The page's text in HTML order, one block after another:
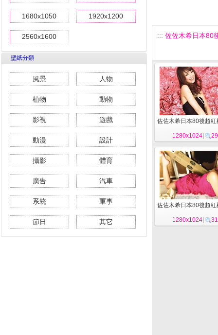
1680x1050 1920x1200
2560x1600
壁紙分類
風景 人物
植物 動物
影視 遊戲
動漫 設計
攝影 體育
廣告 汽車
系統 軍事
節日 其它
::: 佐佐木希日本80
佐佐木希日本80後超
1280x1024
佐佐木希日本80後超
1280x1024